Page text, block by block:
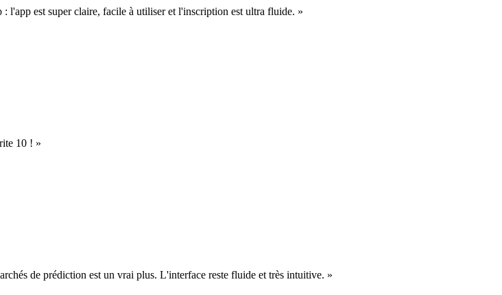
l'app est super claire, facile à utiliser et l'inscription est ultra fluide. »
10 ! »
de prédiction est un vrai plus. L'interface reste fluide et très intuitive. »